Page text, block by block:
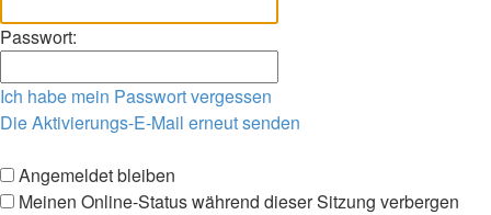
Passwort:
Ich habe mein Passwort vergessen
Die Aktivierungs-E-Mail erneut senden
Angemeldet bleiben
Meinen Online-Status während dieser Sitzung verbergen